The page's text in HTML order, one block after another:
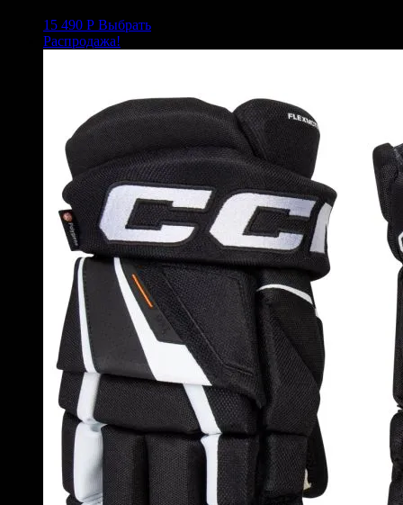
15 490 Р Выбрать
Распродажа!